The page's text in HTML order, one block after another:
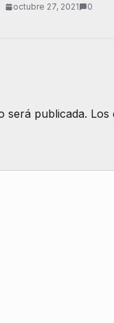
octubre 27, 2021 0
será publicada. Los